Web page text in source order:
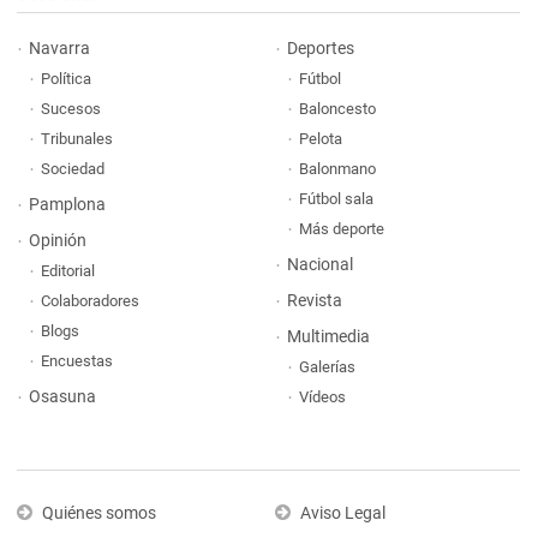
Navarra
Política
Sucesos
Tribunales
Sociedad
Pamplona
Opinión
Editorial
Colaboradores
Blogs
Encuestas
Osasuna
Deportes
Fútbol
Baloncesto
Pelota
Balonmano
Fútbol sala
Más deporte
Nacional
Revista
Multimedia
Galerías
Vídeos
Quiénes somos Aviso Legal